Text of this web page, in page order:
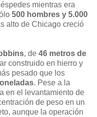
mientras era
500 hombres y 5.000
alto de Chicago creció
, de 46 metros de
construido en hierro y
pesado que los
. Pese a la
en el levantamiento de
de peso en un
aunque la operación